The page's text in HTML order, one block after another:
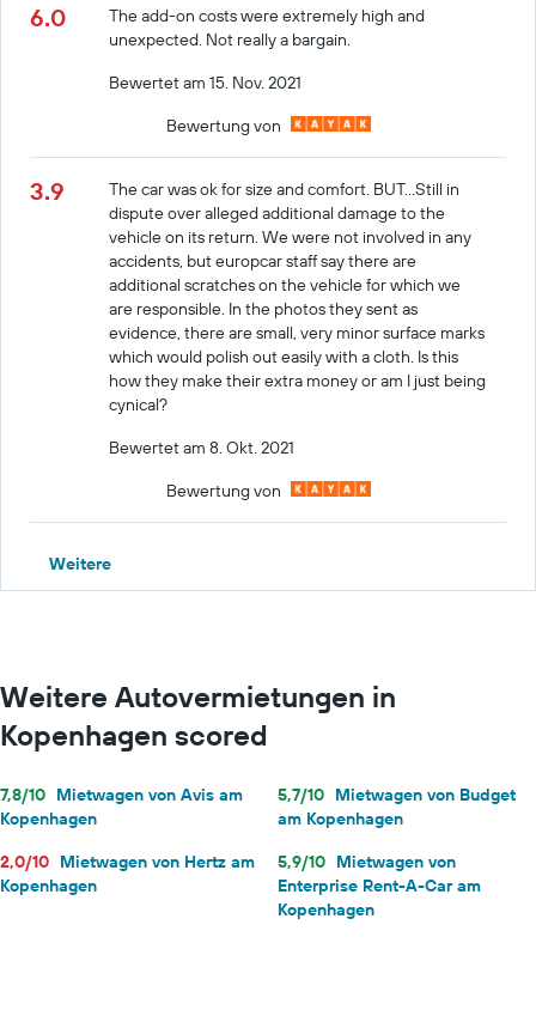
6.0
The add-on costs were extremely high and
unexpected. Not really a bargain.
Bewertet am 15. Nov. 2021
Bewertung von
3.9
The car was ok for size and comfort. BUT...Still in
dispute over alleged additional damage to the
vehicle on its return. We were not involved in any
accidents, but europcar staff say there are
additional scratches on the vehicle for which we
are responsible. In the photos they sent as
evidence, there are small, very minor surface marks
which would polish out easily with a cloth. Is this
how they make their extra money or am I just being
cynical?
Bewertet am 8. Okt. 2021
Bewertung von
Weitere
Weitere Autovermietungen in
Kopenhagen scored
7,8/10 Mietwagen von Avis am
Kopenhagen
5,7/10 Mietwagen von Budget
am Kopenhagen
2,0/10 Mietwagen von Hertz am
Kopenhagen
5,9/10 Mietwagen von
Enterprise Rent-A-Car am
Kopenhagen